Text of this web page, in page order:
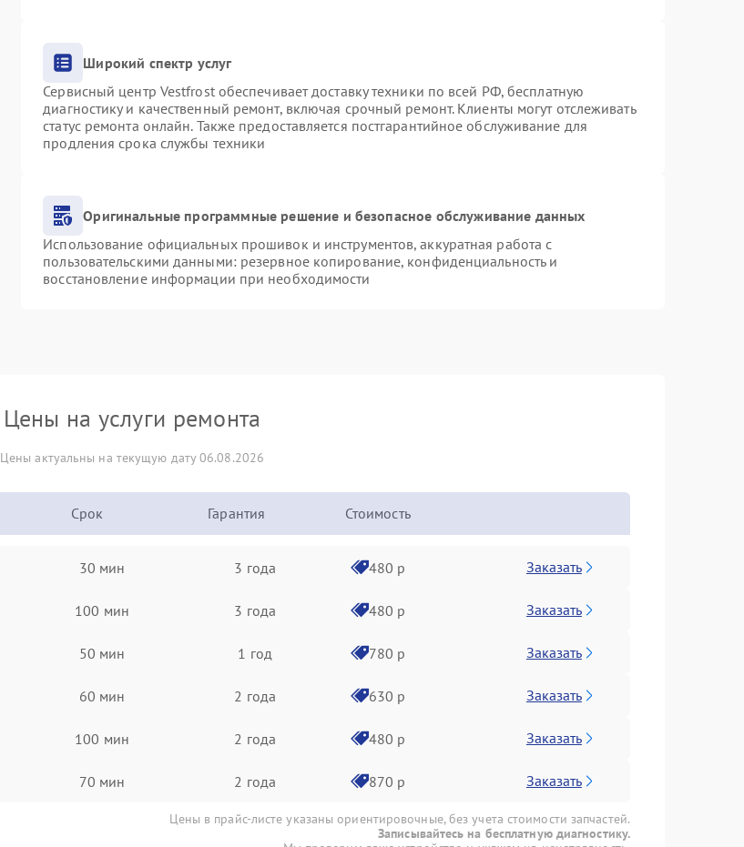
Широкий спектр услуг
Сервисный центр Vestfrost обеспечивает доставку техники по всей РФ, бесплатную
диагностику и качественный ремонт, включая срочный ремонт. Клиенты могут отслеживать
статус ремонта онлайн. Также предоставляется постгарантийное обслуживание для
продления срока службы техники
Оригинальные программные решение и безопасное обслуживание данных
Использование официальных прошивок и инструментов, аккуратная работа с
пользовательскими данными: резервное копирование, конфиденциальность и
восстановление информации при необходимости
Цены на услуги ремонта
Цены актуальны на текущую дату 06.08.2026
Срок Гарантия Стоимость
30 мин 3 года 480 р Заказать
100 мин 3 года 480 р Заказать
50 мин 1 год 780 р Заказать
60 мин 2 года 630 р Заказать
100 мин 2 года 480 р Заказать
70 мин 2 года 870 р Заказать
Цены в прайс-листе указаны ориентировочные, без учета стоимости запчастей.
Записывайтесь на бесплатную диагностику.